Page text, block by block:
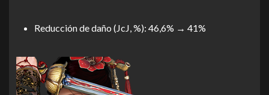
Reducción de daño (JcJ, %): 46,6% → 41%